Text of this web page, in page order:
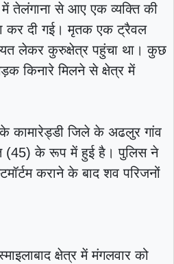
तेलंगाना से आए एक व्यक्ति की
कर दी गई। मृतक एक ट्रैवल
लेकर कुरुक्षेत्र पहुंचा था। कुछ
किनारे मिलने से क्षेत्र में
कामारेड्डी जिले के अढलुर गांव
(45) के रूप में हुई है। पुलिस ने
कराने के बाद शव परिजनों
क्षेत्र में मंगलवार को